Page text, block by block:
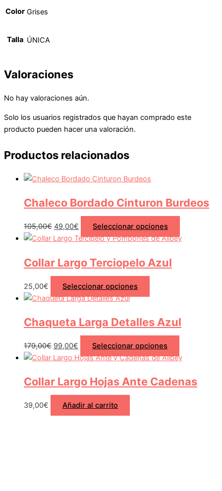
Color Grises
Talla ÚNICA
Valoraciones
No hay valoraciones aún.
Solo los usuarios registrados que hayan comprado este
producto pueden hacer una valoración.
Productos relacionados
Chaleco Bordado Cinturon Burdeos
105,00€ 49,00€ Seleccionar opciones
Collar Largo Terciopelo Azul
25,00€ Seleccionar opciones
Chaqueta Larga Detalles Azul
179,00€ 99,00€ Seleccionar opciones
Collar Largo Hojas Ante Cadenas
39,00€ Añadir al carrito